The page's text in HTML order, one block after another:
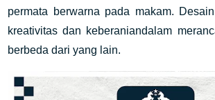
permata berwarna pada makam.
kreativitas dan keberaniandalam
berbeda dari yang lain.